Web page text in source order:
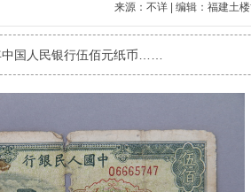
来源：不详 | 编辑：福建土
国人民银行伍佰元纸币……